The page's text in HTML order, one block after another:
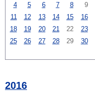
4
5 6 7 8 9
11
12 13 14 15 16
18
19 20 21 22 23
25
26 27 28 29 30
2016